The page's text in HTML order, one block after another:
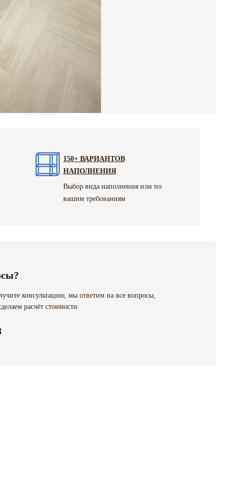
150+ ВАРИАНТОВ
НАПОЛНЕНИЯ
Выбор вида наполнения или по
вашим требованиям
консультацию, мы ответим на все вопросы,
расчёт стоимости